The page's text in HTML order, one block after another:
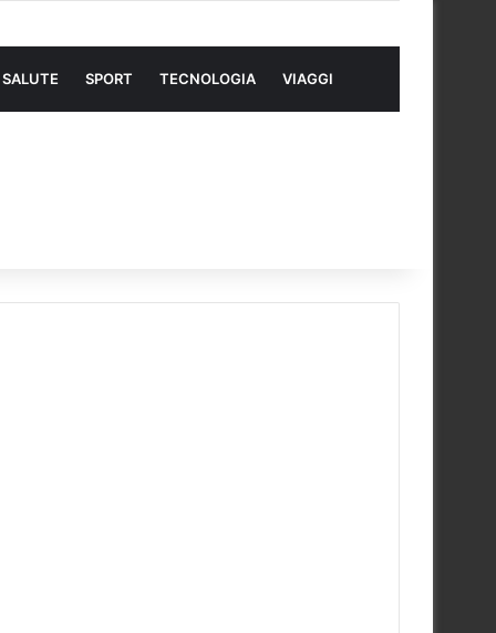
SALUTE SPORT TECNOLOGIA VIAGGI